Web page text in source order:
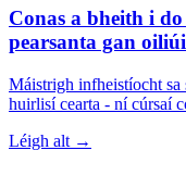
Conas a bheith i
pearsanta gan
Máistrigh infheistíocht sa
huirlisí cearta - ní cúrsaí
Léigh alt →